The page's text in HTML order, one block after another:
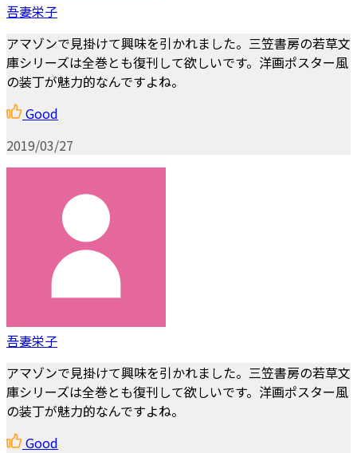
吾妻栄子
アマゾンで見掛けて興味を引かれました。三笠書房の若草文
庫シリーズは全巻とも復刊して欲しいです。洋画ポスター風
の装丁が魅力的なんですよね。
Good
2019/03/27
吾妻栄子
アマゾンで見掛けて興味を引かれました。三笠書房の若草文
庫シリーズは全巻とも復刊して欲しいです。洋画ポスター風
の装丁が魅力的なんですよね。
Good